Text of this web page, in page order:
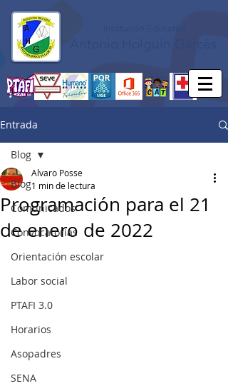
Entrada
Blog
Comunicados
Convocatorias
Orientación escolar
Labor social
PTAFI 3.0
Horarios
Asopadres
SENA
Blog
Programación para el 21
de enero de 2022
Alvaro Posse
1 min de lectura